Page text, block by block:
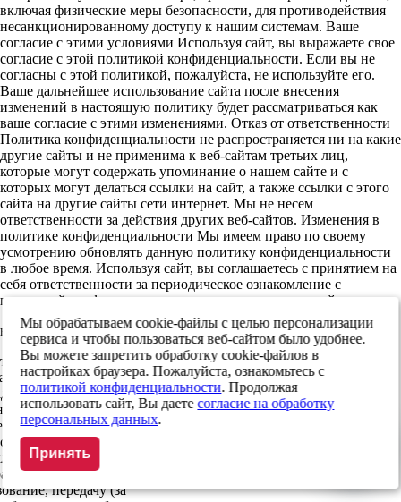
включая физические меры безопасности, для противодействия
несанкционированному доступу к нашим системам. Ваше
согласие с этими условиями Используя сайт, вы выражаете свое
согласие с этой политикой конфиденциальности. Если вы не
согласны с этой политикой, пожалуйста, не используйте его.
Ваше дальнейшее использование сайта после внесения
изменений в настоящую политику будет рассматриваться как
ваше согласие с этими изменениями. Отказ от ответственности
Политика конфиденциальности не распространяется ни на какие
другие сайты и не применима к веб-сайтам третьих лиц,
которые могут содержать упоминание о нашем сайте и с
которых могут делаться ссылки на сайт, а также ссылки с этого
сайта на другие сайты сети интернет. Мы не несем
ответственности за действия других веб-сайтов. Изменения в
политике конфиденциальности Мы имеем право по своему
усмотрению обновлять данную политику конфиденциальности
в любое время. Используя сайт, вы соглашаетесь с принятием на
себя ответственности за периодическое ознакомление с
политикой конфиденциальности и изменениями в ней
данных
даю свое согласие на
(в т.ч. фамилия, имя,
электронной почты, адрес
любых действий (операций)
с персональными
автоматизации или без
сбор, запись,
уточнение (обновление,
передачу (за
Мы обрабатываем cookie-файлы с целью персонализации
сервиса и чтобы пользоваться веб-сайтом было удобнее.
Вы можете запретить обработку cookie-файлов в
настройках браузера. Пожалуйста, ознакомьтесь с
политикой конфиденциальности. Продолжая
использовать сайт, Вы даетесогласие на обработку
персональных данных.
Принять